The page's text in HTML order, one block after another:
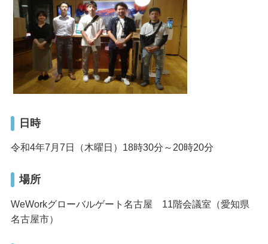
日時
令和4年7月7日（木曜日）18時30分～20時20分
場所
WeWorkグローバルゲート名古屋 11階会議室（愛知県
名古屋市）